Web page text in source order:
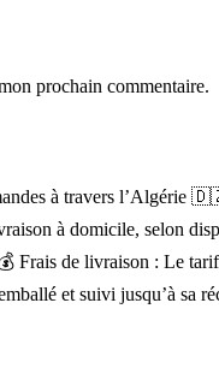
prochain commentaire.
à travers l’Algérie
à domicile, selon
Frais de livraison : Le
et suivi jusqu’à sa